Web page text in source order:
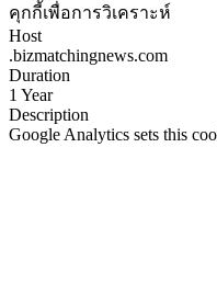
คุกกี้เพื่อการวิเคราะห์
Host
.bizmatchingnews.com
Duration
1 Year
Description
Google Analytics sets this